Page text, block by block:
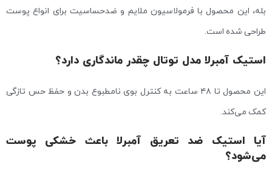
بله، این محصول با فرمولاسیون ملایم و ضدحساسیت برای انواع پوست
طراحی شده است.
استیک آمبرلا مدل توتال چقدر ماندگاری دارد؟
این محصول تا ۴۸ ساعت به کنترل بوی نامطبوع بدن و حفظ حس تازگی
کمک می‌کند.
آیا استیک ضد تعریق آمبرلا باعث خشکی پوست
می‌شود؟